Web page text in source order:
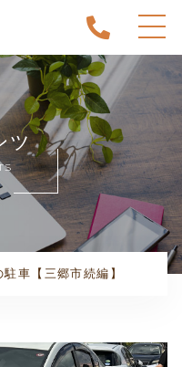
いて
ン
ス
ツ
駐車【三郷市続編】